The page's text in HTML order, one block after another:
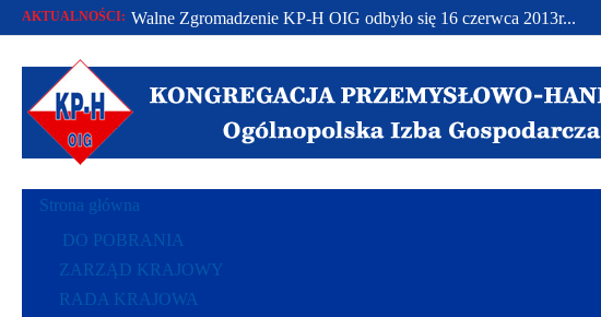
AKTUALNOŚCI: Walne Zgromadzenie KP-H OIG odbyło się 16 czerwca 2013r...
Od 2002 r. bronimy praw polskich przedsiębiorców...
Strona główna
DO POBRANIA
ZARZĄD KRAJOWY
RADA KRAJOWA